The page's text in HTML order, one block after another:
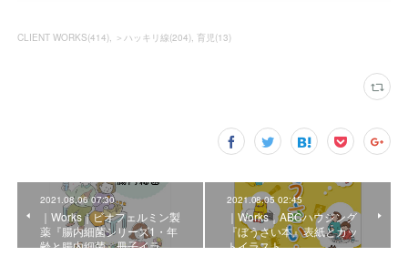
CLIENT WORKS(414) ＞ハッキリ線(204) 育児 (13)
2021.08.06 07:30
｜Works｜ビオフェルミン製
薬『腸内細菌シリーズ1・年
齢と腸内細菌』冊子イラ…
2021.08.05 02:45
｜Works｜ABCハウジング
『ぼうさい本』表紙とカッ
トイラスト